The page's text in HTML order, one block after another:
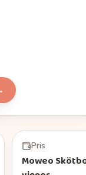
Pris
Moweo